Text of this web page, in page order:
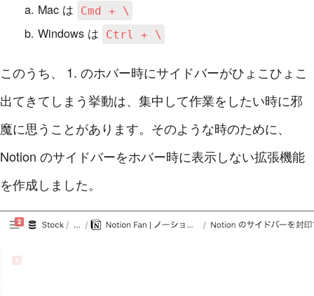
Mac は
Cmd + \
Windows は Ctrl + \
このうち、 1. のホバー時にサイドバーがひょこひょこ
出てきてしまう挙動は、集中して作業をしたい時に邪
魔に思うことがあります。そのような時のために、
Notion のサイドバーをホバー時に表示しない拡張機能
を作成しました。